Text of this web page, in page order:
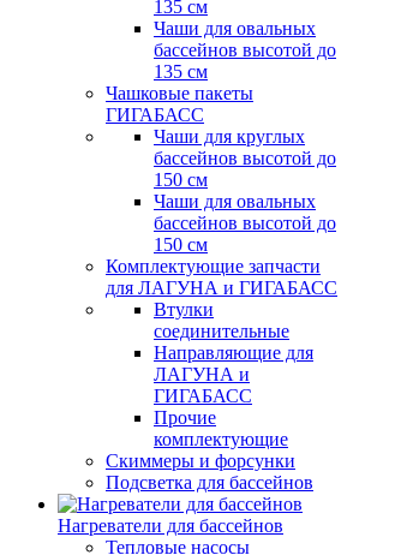
135 см
Чаши для овальных
бассейнов высотой до
135 см
Чашковые пакеты
ГИГАБАСС
Чаши для круглых
бассейнов высотой до
150 см
Чаши для овальных
бассейнов высотой до
150 см
Комплектующие запчасти
для ЛАГУНА и ГИГАБАСС
Втулки
соединительные
Направляющие для
ЛАГУНА и
ГИГАБАСС
Прочие
комплектующие
Скиммеры и форсунки
Подсветка для бассейнов
Нагреватели для бассейнов
Тепловые насосы